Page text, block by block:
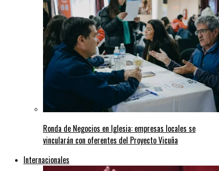
Ronda de Negocios en Iglesia: empresas locales se
vincularán con oferentes del Proyecto Vicuña
Internacionales